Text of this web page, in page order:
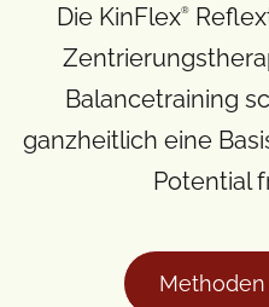
Die KinFlex®
Balancetraining
ganzheitlich eine
Potential